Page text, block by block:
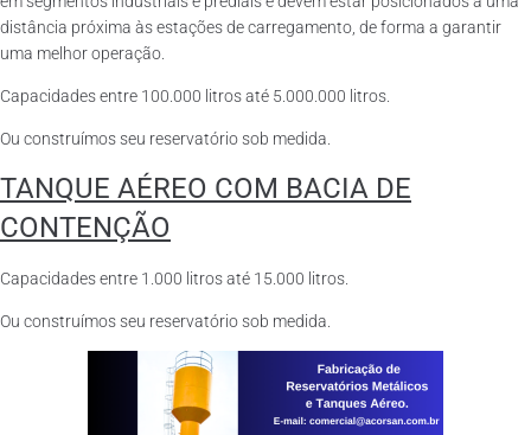
distância próxima às estações de carregamento, de forma a garantir
uma melhor operação.
Capacidades entre 100.000 litros até 5.000.000 litros.
Ou construímos seu reservatório sob medida.
TANQUE AÉREO COM BACIA DE
CONTENÇÃO
Capacidades entre 1.000 litros até 15.000 litros.
Ou construímos seu reservatório sob medida.